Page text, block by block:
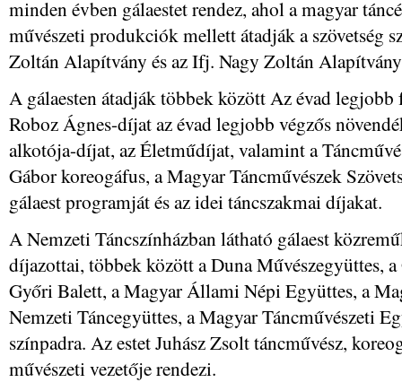
minden évben gálaestet rendez, ahol a magyar
művészeti produkciók mellett átadják a szövetség
Zoltán Alapítvány és az Ifj. Nagy Zoltán
A gálaesten átadják többek között Az évad
Roboz Ágnes-díjat az évad legjobb végzős
alkotója-díjat, az Életműdíjat, valamint a
Gábor koreogáfus, a Magyar Táncművészek
gálaest programját és az idei táncszakmai díjakat.
A Nemzeti Táncszínházban látható gálaest
díjazottai, többek között a Duna Művészegyüttes, a
Győri Balett, a Magyar Állami Népi Együttes, a
Nemzeti Táncegyüttes, a Magyar Táncművészeti
színpadra. Az estet Juhász Zsolt táncművész,
művészeti vezetője rendezi.